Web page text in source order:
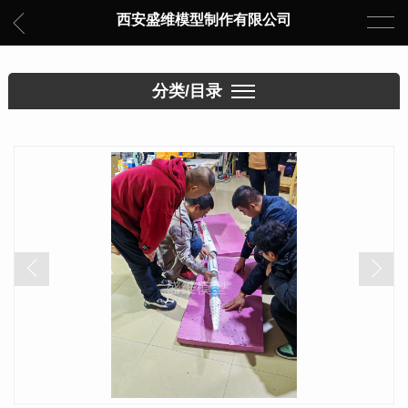
西安盛维模型制作有限公司
分类/目录